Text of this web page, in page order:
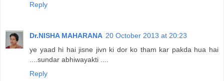
Reply
Dr.NISHA MAHARANA 20 October 2013 at 20:23
ye yaad hi hai jisne jivn ki dor ko tham kar pakda hua hai
....sundar abhiwayakti ....
Reply